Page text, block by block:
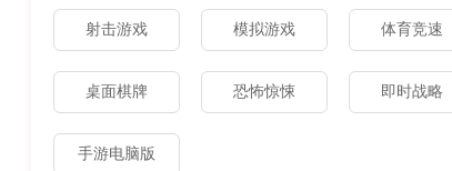
射击游戏 模拟游戏 体育竞速
桌面棋牌 恐怖惊悚 即时战略
手游电脑版